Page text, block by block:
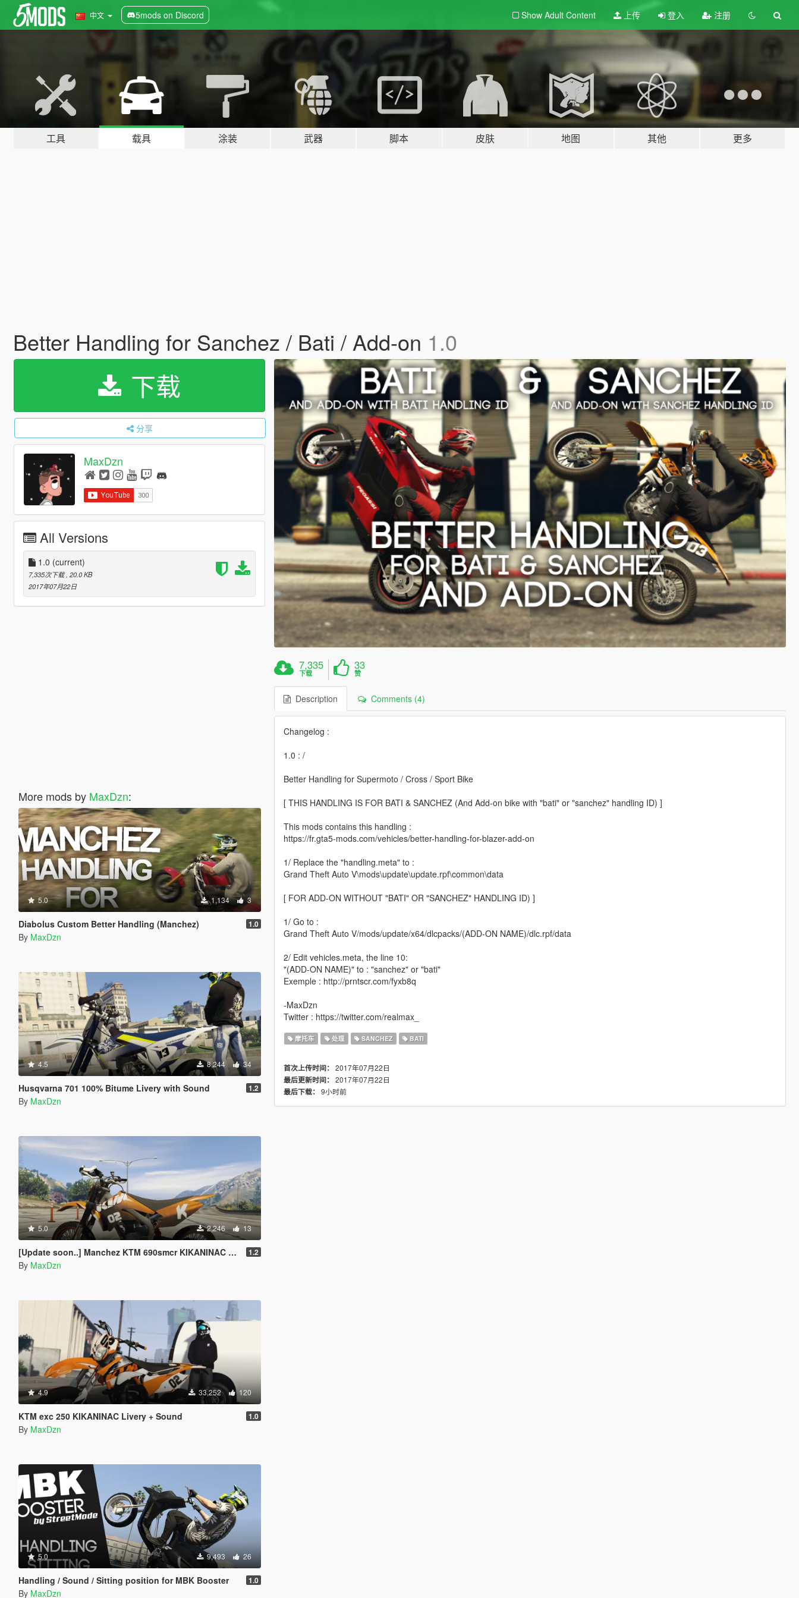
中文 5mods on Discord Show Adult Content 上传 登入 注册
工具 载具 涂装 武器 脚本 皮肤 地图 其他 更多
Better Handling for Sanchez / Bati / Add-on 1.0
下载
分享
MaxDzn
All Versions
1.0 (current)
7,335次下载 , 20.0 KB
2017年07月22日
More mods by MaxDzn:
5.0 1,134 3
Diabolus Custom Better Handling (Manchez) 1.0
By MaxDzn
4.5 8,244 34
Husqvarna 701 100% Bitume Livery with Sound 1.2
By MaxDzn
5.0 2,246 13
[Update soon..] Manchez KTM 690smcr KIKANINAC Livery 1.2
By MaxDzn
4.9 33,252 120
KTM exc 250 KIKANINAC Livery + Sound 1.0
By MaxDzn
5.0 9,493 26
Handling / Sound / Sitting position for MBK Booster 1.0
By MaxDzn
7,335
下载
33
赞
Description Comments (4)
Changelog :
1.0 : /
Better Handling for Supermoto / Cross / Sport Bike
[ THIS HANDLING IS FOR BATI & SANCHEZ (And Add-on bike with "bati" or "sanchez" handling ID) ]
This mods contains this handling :
https://fr.gta5-mods.com/vehicles/better-handling-for-blazer-add-on
1/ Replace the "handling.meta" to :
Grand Theft Auto V\mods\update\update.rpf\common\data
[ FOR ADD-ON WITHOUT "BATI" OR "SANCHEZ" HANDLING ID) ]
1/ Go to :
Grand Theft Auto V/mods/update/x64/dlcpacks/(ADD-ON NAME)/dlc.rpf/data
2/ Edit vehicles.meta, the line 10:
"(ADD-ON NAME)" to : "sanchez" or "bati"
Exemple : http://prntscr.com/fyxb8q
-MaxDzn
Twitter : https://twitter.com/realmax_
摩托车 处理 SANCHEZ BATI
首次上传时间： 2017年07月22日
最后更新时间： 2017年07月22日
最后下载： 9小时前